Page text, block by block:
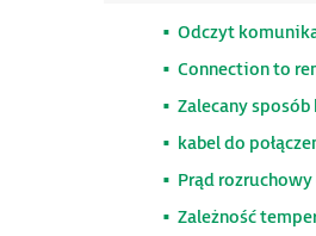
Odczyt
Connection to
Zalecany
kabel do
Prąd
Zależność